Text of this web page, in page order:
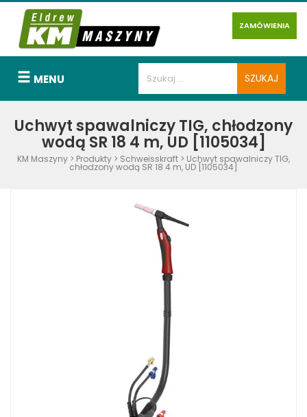
ZAMÓWIENIA
MENU
Uchwyt spawalniczy TIG, chłodzony
wodą SR 18 4 m, UD [1105034]
KM Maszyny > Produkty > Schweisskraft > Uchwyt spawalniczy TIG,
chłodzony wodą SR 18 4 m, UD [1105034]